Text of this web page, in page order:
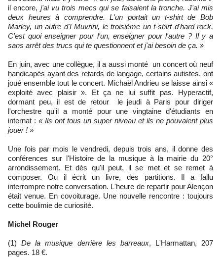
il encore, j'ai vu trois mecs qui se faisaient la tronche. J'ai mis
deux heures à comprendre. L'un portait un t-shirt de Bob
Marley, un autre d'I Muvrini, le troisième un t-shirt d'hard rock.
C'est quoi enseigner pour l'un, enseigner pour l'autre ? Il y a
sans arrêt des trucs qui te questionnent et j'ai besoin de ça. »
En juin, avec une collègue, il a aussi monté un concert où neuf
handicapés ayant des retards de langage, certains autistes, ont
joué ensemble tout le concert. Michaël Andrieu se laisse ainsi «
exploité avec plaisir ». Et ça ne lui suffit pas. Hyperactif,
dormant peu, il est de retour le jeudi à Paris pour diriger
l'orchestre qu'il a monté pour une vingtaine d'étudiants en
internat : « Ils ont tous un super niveau et ils ne pouvaient plus
jouer ! »
Une fois par mois le vendredi, depuis trois ans, il donne des
conférences sur l'Histoire de la musique à la mairie du 20°
arrondissement. Et dès qu'il peut, il se met et se remet à
composer. Ou il écrit un livre, des partitions. Il a fallu
interrompre notre conversation. L'heure de repartir pour Alençon
était venue. En covoiturage. Une nouvelle rencontre : toujours
cette boulimie de curiosité.
Michel Rouger
(1)De la musique derrière les barreaux, L'Harmattan, 207
pages. 18 €.